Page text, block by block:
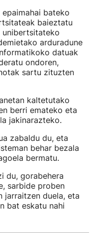
bateko
baieztatu
unibertsitateko
arduradune
datuak
ondoren,
sartu zituzten
kaltetutako
berri emateko eta
jakinarazteko.
zabaldu du, eta
behar bezala
bermatu.
du, gorabehera
sarbide proben
jarraitzen duela, eta
bat eskatu nahi